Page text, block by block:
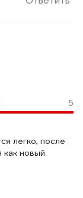
5
легко, после
как новый.